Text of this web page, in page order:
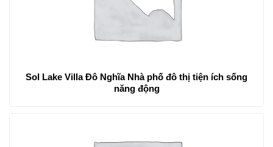
Sol Lake Villa Đô Nghĩa Nhà phố đô thị tiện ích sống
năng động